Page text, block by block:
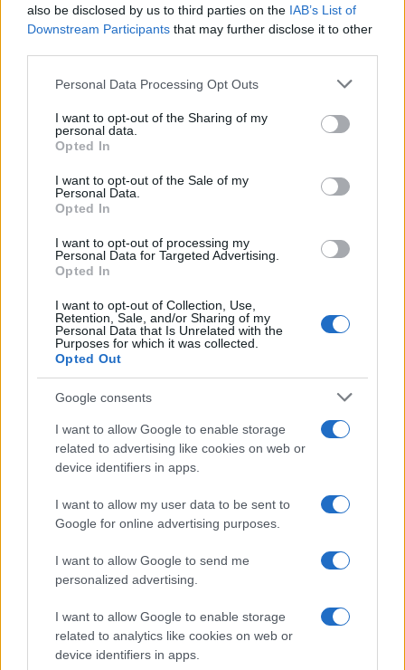
also be disclosed by us to third parties on the IAB’s List of
Downstream Participants that may further disclose it to other
Please note that this website/app uses one or more Google
not limited to your visit or usage behaviour. You may click to
grant or deny consent to Google and its third-party tags to
use your data for below specified purposes in below Google
consent section.
Personal Data Processing Opt Outs
I want to opt-out of the Sharing of my
personal data.
Opted In
I want to opt-out of the Sale of my
Personal Data.
Opted In
I want to opt-out of processing my
Personal Data for Targeted Advertising.
Opted In
I want to opt-out of Collection, Use,
Retention, Sale, and/or Sharing of my
Personal Data that Is Unrelated with the
Purposes for which it was collected.
Opted Out
Google consents
I want to allow Google to enable storage
related to advertising like cookies on web or
device identifiers in apps.
I want to allow my user data to be sent to
Google for online advertising purposes.
I want to allow Google to send me
personalized advertising.
I want to allow Google to enable storage
related to analytics like cookies on web or
device identifiers in apps.
LIFESTYLE
Copenhagen Fashion Week SS27: le novità che stanno
Cristian Castiglioni · 8 Ago 2026